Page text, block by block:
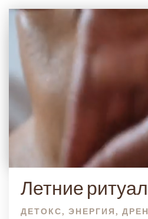
Летние
ДЕТОКС, ЭНЕРГИЯ,